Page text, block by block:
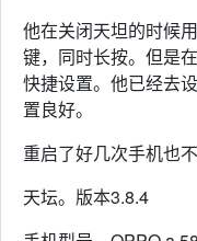
他在关闭天坦的时候
键，同时长按。但是
快捷设置。他已经去
置良好。
重启了好几次手机也不
天坛。版本3.8.4